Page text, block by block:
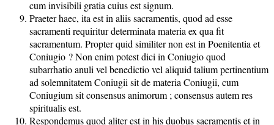
cum invisibili gratia cuius est signum.
Praeter haec, ita est in aliis sacramentis, quod ad esse
sacramenti requiritur determinata materia ex qua fit
sacramentum. Propter quid similiter non est in Poenitentia et
Coniugio ? Non enim potest dici in Coniugio quod
subarrhatio anuli vel benedictio vel aliquid talium pertinentium
ad solemnitatem Coniugii sit de materia Coniugii, cum
Coniugium sit consensus animorum ; consensus autem res
spiritualis est.
Respondemus quod aliter est in his duobus sacramentis et in